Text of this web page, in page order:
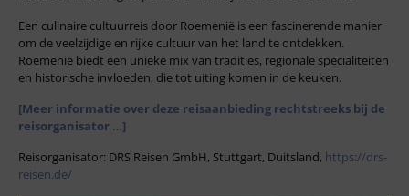
Een culinaire cultuurreis door Roemenië is een fascinerende manier
om de veelzijdige en rijke cultuur van het land te ontdekken.
Roemenië biedt een unieke mix van tradities, regionale specialiteiten
en historische invloeden, die tot uiting komen in de keuken.
[Meer informatie over deze reisaanbieding rechtstreeks bij de
reisorganisator …]
Reisorganisator: DRS Reisen GmbH, Stuttgart, Duitsland, https://drs-
reisen.de/